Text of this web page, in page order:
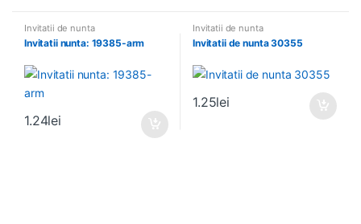
Invitatii de nunta
Invitatii nunta: 19385-arm
1.24lei
Invitatii de nunta
Invitatii de nunta 30355
1.25lei